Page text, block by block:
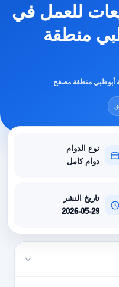
للعمل في
منطقة
أبوظبي منطقة مصفح
نوع الدوام
دوام كامل
تاريخ النشر
2026-05-29